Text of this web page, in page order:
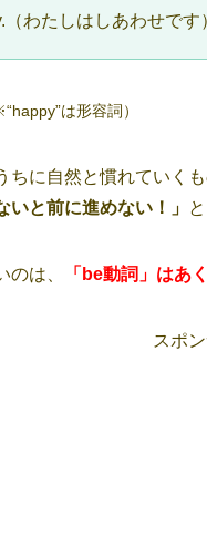
（わたしはしあわせです
は形容詞）
ちに自然と慣れていく
いと前に進めない！」
は、 「be動詞」はあ
スポ